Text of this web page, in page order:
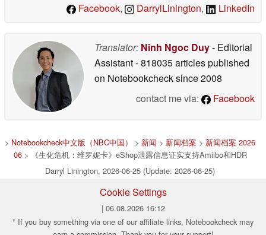
Facebook, DarrylLinington, LinkedIn
Translator: Ninh Ngoc Duy- Editorial
Assistant- 818035 articles published
on Notebookchecksince 2008
contact me via:
Facebook
> Notebookcheck中文版（NBC中国） > 新闻 > 新闻档案 > 新闻档案 2026
06> 《生化危机：维罗妮卡》eShop泄露信息证实支持Amiibo和HDR
Darryl Linington, 2026-06-25 (Update: 2026-06-25)
Cookie Settings
| 06.08.2026 16:12
* If you buy something via one of our affiliate links, Notebookcheck may